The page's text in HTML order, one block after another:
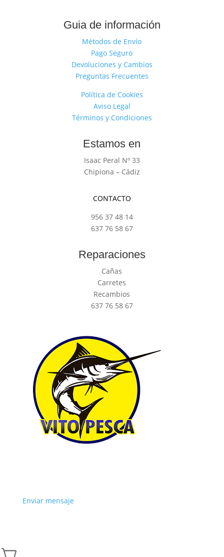
Guia de información
Métodos de Envío
Pago Seguro
Devoluciones y Cambios
Preguntas Frecuentes
Política de Cookies
Aviso Legal
Términos y Condiciones
Estamos en
Isaac Peral Nº 33
Chipiona – Cádiz
CONTACTO
956 37 48 14
637 76 58 67
Reparaciones
Cañas
Carretes
Recambios
637 76 58 67
Enviar mensaje